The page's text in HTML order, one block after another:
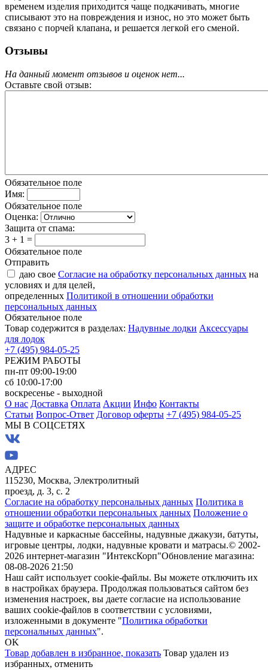
временем изделия приходится чаще подкачивать, многие
списывают это на повреждения и износ, но это может быть
связано с порчей клапана, и решается легкой его сменой.
Отзывы
На данный момент отзывов и оценок нет...
Оставьте свой отзыв:
Обязательное поле
Имя:
Обязательное поле
Оценка:
Защита от спама:
3 + 1 =
Обязательное поле
Отправить
даю свое Согласие на обработку персональных данных на
условиях и для целей,
определенных Политикой в отношении обработки
персональных данных
Обязательное поле
Товар содержится в разделах: Надувные лодки Аксессуары
для лодок
+7 (495) 984-05-25
РЕЖИМ РАБОТЫ
пн-пт 09:00-19:00
сб 10:00-17:00
воскресенье - выходной
О нас Доставка Оплата Акции Инфо Контакты
Статьи Вопрос-Ответ Договор оферты +7 (495) 984-05-25
МЫ В СОЦСЕТЯХ
АДРЕС
115230, Москва, Электролитный
проезд, д. 3, с. 2
Согласие на обработку персональных данных Политика в
отношении обработки персональных данных Положение о
защите и обработке персональных данных
Надувные и каркасные бассейны, надувные джакузи, батуты,
игровые центры, лодки, надувные кровати и матрасы.© 2002-
2026 интернет-магазин "ИнтексКорп"Обновление магазина:
08-08-2026 21:50
Наш сайт использует cookie-файлы. Вы можете отключить их
в настройках браузера. Продолжая пользоваться сайтом без
изменения настроек, вы даете согласие на использование
ваших cookie-файлов в соответствии с условиями,
изложенными в документе "Политика обработки
персональных данных".
OK
Товар добавлен в избранное, показать Товар удален из
избранных, отменить